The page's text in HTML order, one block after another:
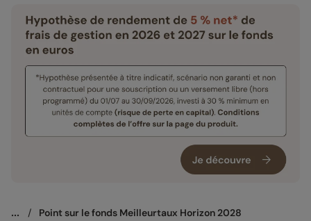
... / Point sur le fonds Meilleurtaux Horizon 2028